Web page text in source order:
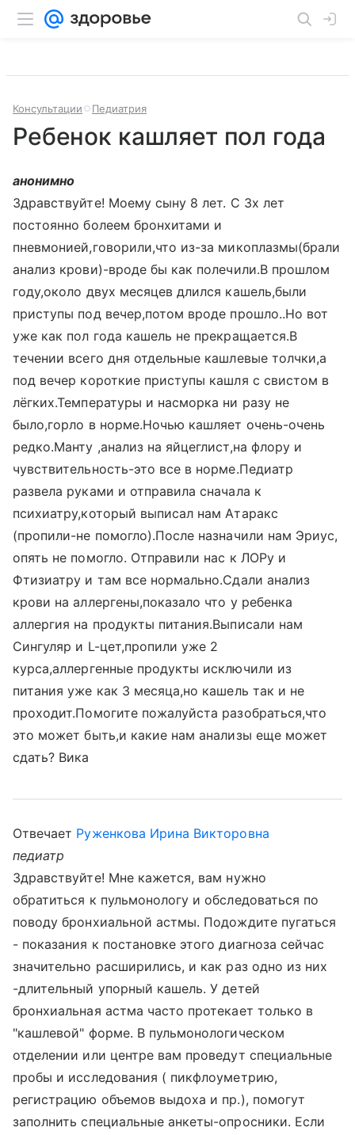
Консультации Педиатрия
Ребенок кашляет пол года
анонимно
Здравствуйте! Моему сыну 8 лет. С 3х лет
постоянно болеем бронхитами и
пневмонией,говорили,что из-за микоплазмы(брали
анализ крови)-вроде бы как полечили.В прошлом
году,около двух месяцев длился кашель,были
приступы под вечер,потом вроде прошло..Но вот
уже как пол года кашель не прекращается.В
течении всего дня отдельные кашлевые толчки,а
под вечер короткие приступы кашля с свистом в
лёгких.Температуры и насморка ни разу не
было,горло в норме.Ночью кашляет очень-очень
редко.Манту ,анализ на яйцеглист,на флору и
чувствительность-это все в норме.Педиатр
развела руками и отправила сначала к
психиатру,который выписал нам Атаракс
(пропили-не помогло).После назначили нам Эриус,
опять не помогло. Отправили нас к ЛОРу и
Фтизиатру и там все нормально.Сдали анализ
крови на аллергены,показало что у ребенка
аллергия на продукты питания.Выписали нам
Сингуляр и L-цет,пропили уже 2
курса,аллергенные продукты исключили из
питания уже как 3 месяца,но кашель так и не
проходит.Помогите пожалуйста разобраться,что
это может быть,и какие нам анализы еще может
сдать? Вика
Отвечает Руженкова Ирина Викторовна
педиатр
Здравствуйте! Мне кажется, вам нужно
обратиться к пульмонологу и обследоваться по
поводу бронхиальной астмы. Подождите пугаться
- показания к постановке этого диагноза сейчас
значительно расширились, и как раз одно из них
-длительный упорный кашель. У детей
бронхиальная астма часто протекает только в
"кашлевой" форме. В пульмонологическом
отделении или центре вам проведут специальные
пробы и исследования ( пикфлоуметрию,
регистрацию объемов выдоха и пр.), помогут
заполнить специальные анкеты-опросники. Если